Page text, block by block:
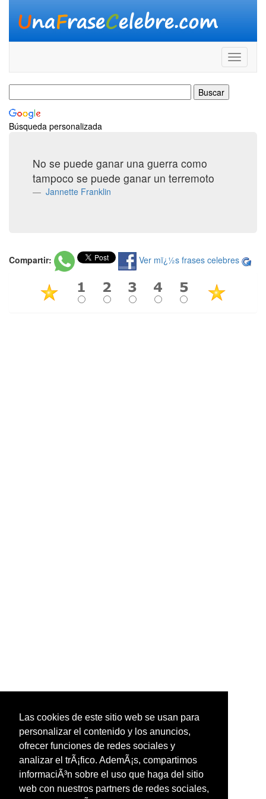
Las cookies de este sitio web se usan para
personalizar el contenido y los anuncios,
ofrecer funciones de redes sociales y
analizar el trÃ¡fico. AdemÃ¡s, compartimos
informaciÃ³n sobre el uso que haga del sitio
web con nuestros partners de redes sociales,
Búsqueda personalizada
No se puede ganar una guerra como
tampoco se puede ganar un terremoto
Jannette Franklin
Compartir: Ver mï¿½s frases celebres